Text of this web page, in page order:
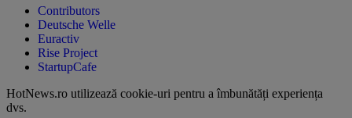
Contributors
Deutsche Welle
Euractiv
Rise Project
StartupCafe
HotNews.ro utilizează cookie-uri pentru a îmbunătăți experiența
dvs.